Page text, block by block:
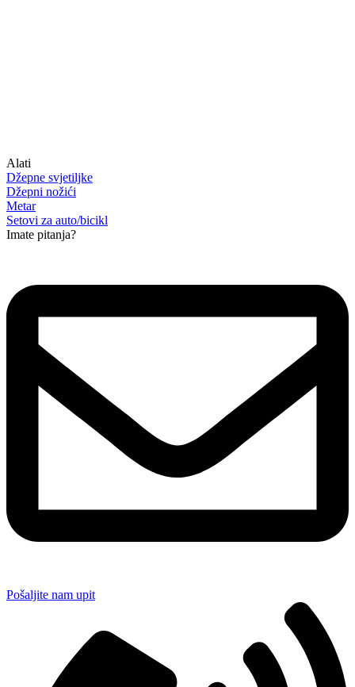
Alati
Džepne svjetiljke
Džepni nožići
Metar
Setovi za auto/bicikl
Imate pitanja?
Pošaljite nam upit